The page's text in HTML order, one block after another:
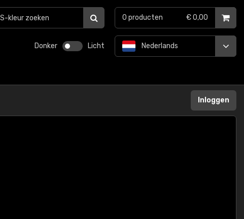
Donker Licht Nederlands
0 producten € 0,00
Inloggen